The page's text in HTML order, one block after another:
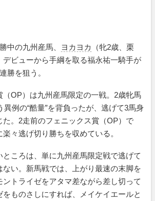
中の九州産馬、 ヨカヨカ
（牝2歳、栗
デビューから手綱を取る福永祐一騎手が
勝を狙う。
OP）は九州産馬限定の一戦。2歳牝馬
異例の“酷量”を背負ったが、逃げて3馬身
た。2走前のフェニックス賞（OP）で
々逃げ切り勝ちを収めている。
ころは、単に九州産馬限定戦で逃げて
ない。新馬戦では、上がり最速の末脚を
トライゼをアタマ差ながら差し切って
ものさしにすれば、メイケイエールと